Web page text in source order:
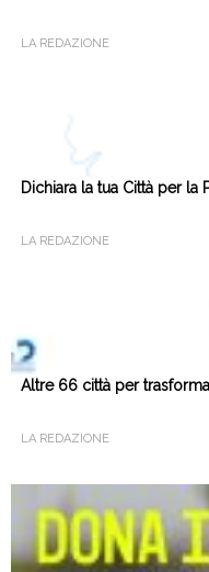
LA REDAZIONE
Dichiara la tua Città per la
LA REDAZIONE
Altre 66 città per
LA REDAZIONE